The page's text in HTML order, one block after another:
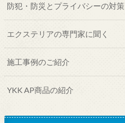
防犯・防災とプライバシーの対策
エクステリアの専門家に聞く
施工事例のご紹介
YKK AP商品の紹介